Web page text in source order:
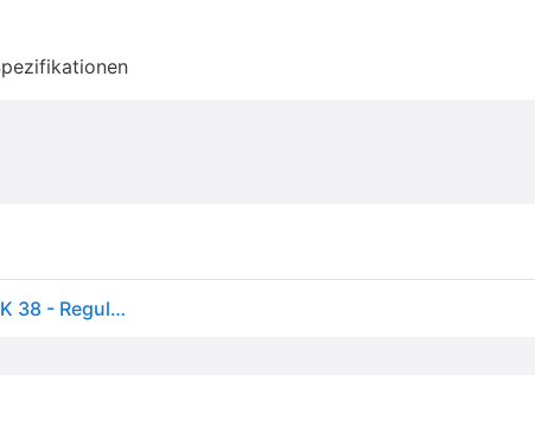
Rab Torque Pants - Kletterhose - Herren Deep Ink UK 38 - Regular